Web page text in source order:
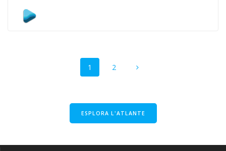
Navigazione
Pagina
1 Pagina
2
ESPLORA L'ATLANTE